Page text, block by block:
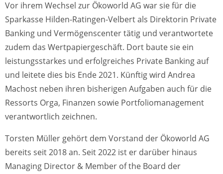
Vor ihrem Wechsel zur Ökoworld AG war sie für die
Sparkasse Hilden-Ratingen-Velbert als Direktorin Private
Banking und Vermögenscenter tätig und verantwortete
zudem das Wertpapiergeschäft. Dort baute sie ein
leistungsstarkes und erfolgreiches Private Banking auf
und leitete dies bis Ende 2021. Künftig wird Andrea
Machost neben ihren bisherigen Aufgaben auch für die
Ressorts Orga, Finanzen sowie Portfoliomanagement
verantwortlich zeichnen.
Torsten Müller gehört dem Vorstand der Ökoworld AG
bereits seit 2018 an. Seit 2022 ist er darüber hinaus
Managing Director & Member of the Board der